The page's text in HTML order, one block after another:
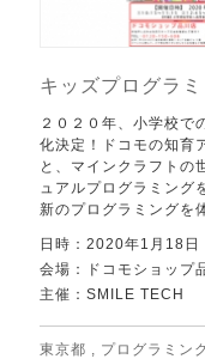
キッズプログラ
２０２０年、小学校で
化決定！ドコモの知育
と、マインクラフトの
ュアルプログラミング
新のプログラミングを
日時：2020年1月18日
会場：ドコモショップ
主催：SMILE TECH
東京都 , プログラミン